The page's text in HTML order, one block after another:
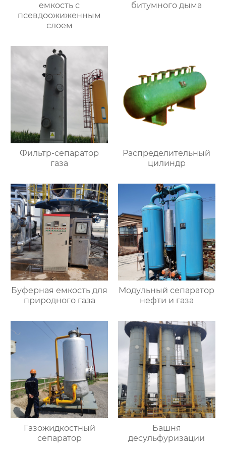
емкость с
псевдоожиженным
слоем
битумного дыма
Фильтр-сепаратор
газа
Распределительный
цилиндр
Буферная емкость для
природного газа
Модульный сепаратор
нефти и газа
Газожидкостный
сепаратор
Башня
десульфуризации